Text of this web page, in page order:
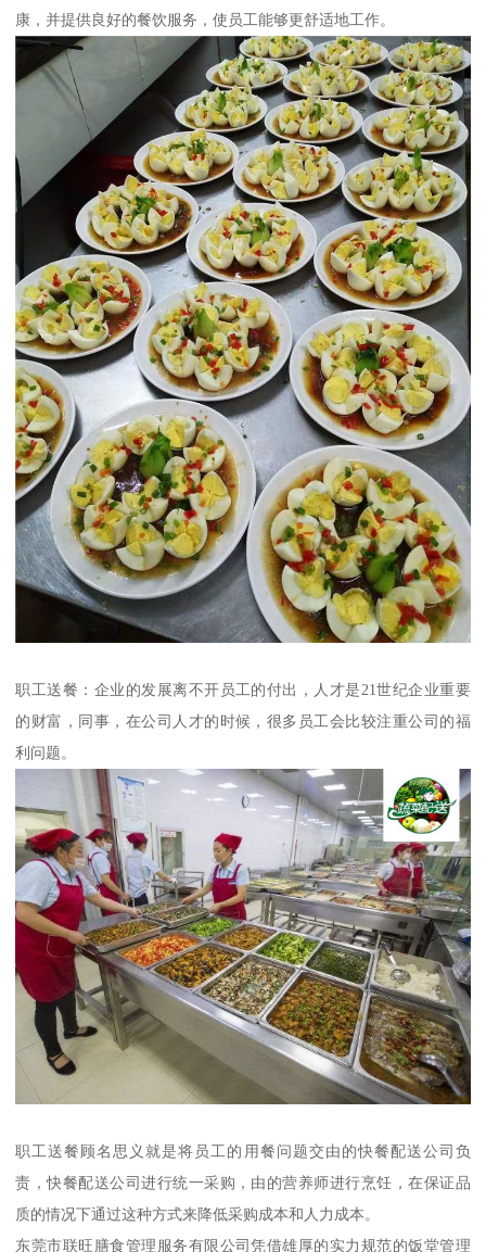
康，并提供良好的餐饮服务，使员工能够更舒适地工作。
职工送餐：企业的发展离不开员工的付出，人才是21世纪企业重要
的财富，同事，在公司人才的时候，很多员工会比较注重公司的福
利问题。
职工送餐顾名思义就是将员工的用餐问题交由的快餐配送公司负
责，快餐配送公司进行统一采购，由的营养师进行烹饪，在保证品
质的情况下通过这种方式来降低采购成本和人力成本。
东莞市联旺膳食管理服务有限公司凭借雄厚的实力规范的饭堂管理